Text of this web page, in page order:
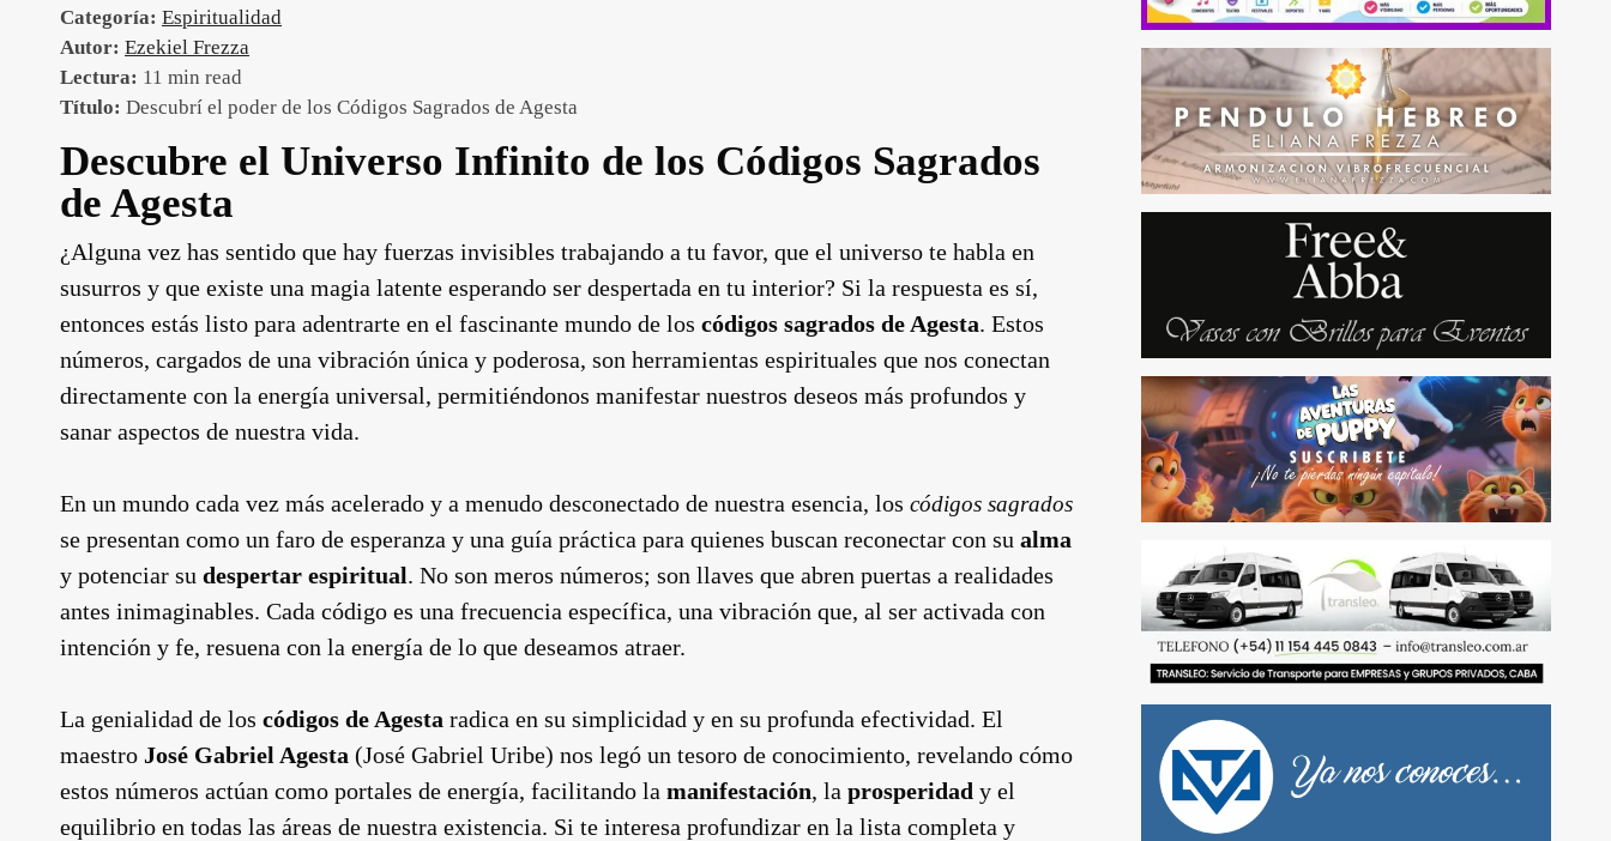
Categoría: Espiritualidad
Autor: Ezekiel Frezza
Lectura: 11 min read
Título: Descubrí el poder de los Códigos Sagrados de Agesta
Descubre el Universo Infinito de los Códigos Sagrados
de Agesta
¿Alguna vez has sentido que hay fuerzas invisibles trabajando a tu favor, que el universo te habla en
susurros y que existe una magia latente esperando ser despertada en tu interior? Si la respuesta es sí,
entonces estás listo para adentrarte en el fascinante mundo de los códigos sagrados de Agesta. Estos
números, cargados de una vibración única y poderosa, son herramientas espirituales que nos conectan
directamente con la energía universal, permitiéndonos manifestar nuestros deseos más profundos y
sanar aspectos de nuestra vida.
En un mundo cada vez más acelerado y a menudo desconectado de nuestra esencia, los códigos sagrados
se presentan como un faro de esperanza y una guía práctica para quienes buscan reconectar con su alma
y potenciar su despertar espiritual. No son meros números; son llaves que abren puertas a realidades
antes inimaginables. Cada código es una frecuencia específica, una vibración que, al ser activada con
intención y fe, resuena con la energía de lo que deseamos atraer.
La genialidad de los códigos de Agesta radica en su simplicidad y en su profunda efectividad. El
maestro José Gabriel Agesta (José Gabriel Uribe) nos legó un tesoro de conocimiento, revelando cómo
estos números actúan como portales de energía, facilitando la manifestación, la prosperidad y el
equilibrio en todas las áreas de nuestra existencia. Si te interesa profundizar en la lista completa y